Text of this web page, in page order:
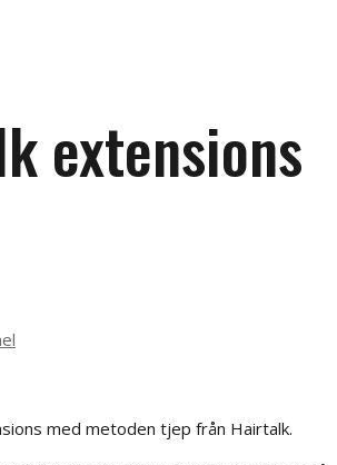
extensions
med metoden tjep från Hairtalk.